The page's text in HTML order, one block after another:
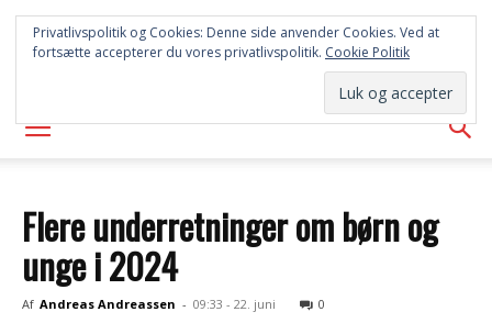
SYD
AVISEN
Flere underretninger om børn og
unge i 2024
Af Andreas Andreassen - 09:33 - 22. juni 0
Privatlivspolitik og Cookies: Denne side anvender Cookies. Ved at
fortsætte accepterer du vores privatlivspolitik. Cookie Politik